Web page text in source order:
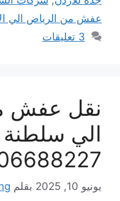
من الرياض الي الاردن
3 تعليقات
عفش من
سلطنة
10, 2025 بقلم